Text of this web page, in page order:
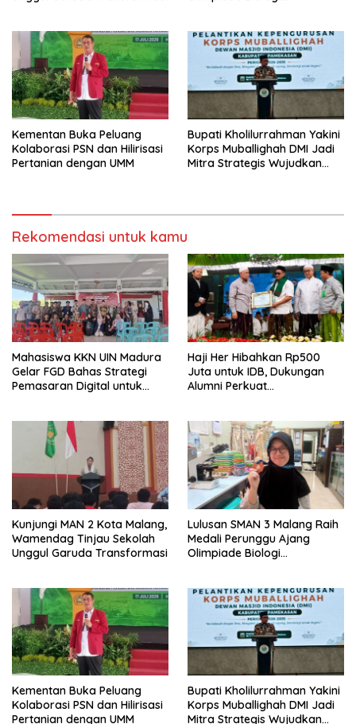
Kementan Buka Peluang
Kolaborasi PSN dan Hilirisasi
Pertanian dengan UMM
Bupati Kholilurrahman Yakini
Korps Muballighah DMI Jadi
Mitra Strategis Wujudkan
Rekomendasi untuk kamu
Mahasiswa KKN UIN Madura
Gelar FGD Bahas Strategi
Pemasaran Digital untuk
Haji Her Hibahkan Rp500
Juta untuk IDB, Dukungan
Alumni Perkuat
Kunjungi MAN 2 Kota Malang,
Wamendag Tinjau Sekolah
Unggul Garuda Transformasi
Lulusan SMAN 3 Malang Raih
Medali Perunggu Ajang
Olimpiade Biologi
Kementan Buka Peluang
Kolaborasi PSN dan Hilirisasi
Pertanian dengan UMM
Bupati Kholilurrahman Yakini
Korps Muballighah DMI Jadi
Mitra Strategis Wujudkan